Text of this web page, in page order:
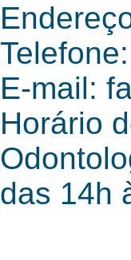
E-mail:
Horário
das 14h